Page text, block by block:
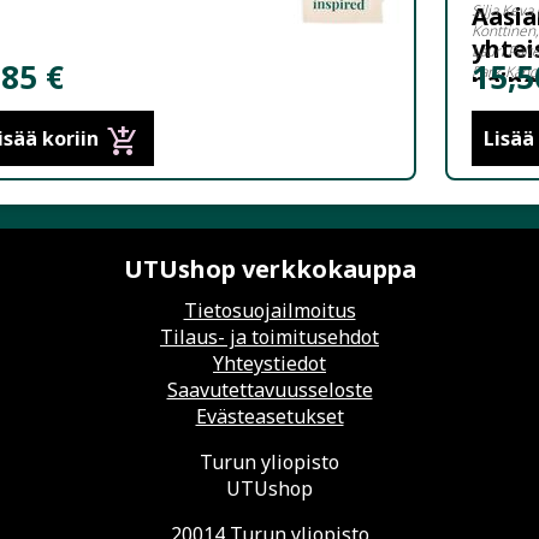
€
koriin add_shopping_cart
Silja
Lauri
Park-Kang
UTUshop verkkokauppa
Tietosuojailmoitus
Tilaus- ja toimitusehdot
Yhteystiedot
Saavutettavuusseloste
Evästeasetukset
Turun yliopisto
UTUshop